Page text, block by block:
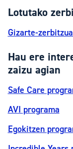
Lotutako
Gizarte-
Hau ere
zaizu agian
Safe Care
AVI programa
Egokitzen